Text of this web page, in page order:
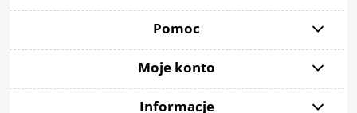
Pomoc
Moje konto
Informacje